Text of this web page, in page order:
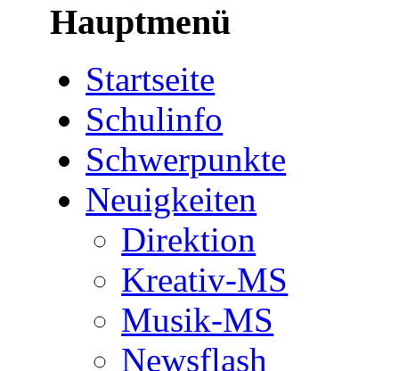
Hauptmenü
Startseite
Schulinfo
Schwerpunkte
Neuigkeiten
Direktion
Kreativ-MS
Musik-MS
Newsflash